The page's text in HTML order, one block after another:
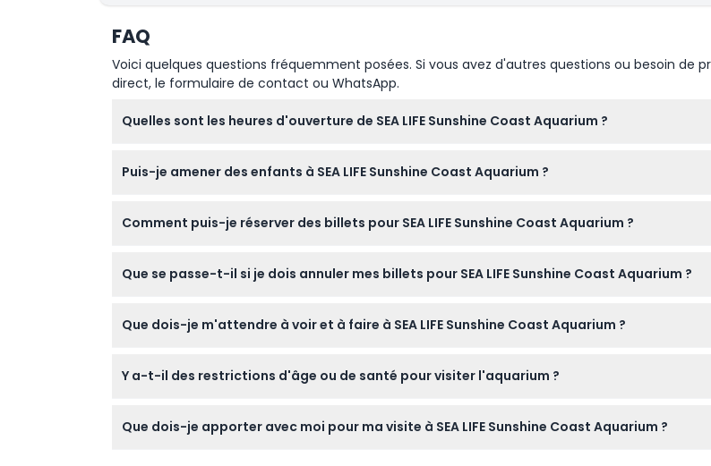
FAQ
Voici quelques questions fréquemment posées. Si vous avez d'autres questions ou besoin de
direct, le formulaire de contact ou WhatsApp.
Quelles sont les heures d'ouverture de SEA LIFE Sunshine Coast Aquarium ?
de modifications - veuillez confirmer lors de la réservation).
Puis-je amener des enfants à SEA LIFE Sunshine Coast Aquarium ?
accompagnés d'un adulte payant de 18 ans ou plus.
Comment puis-je réserver des billets pour SEA LIFE Sunshine Coast Aquarium ?
instantanément.
Que se passe-t-il si je dois annuler mes billets pour SEA LIFE Sunshine Coast Aquarium ?
Que dois-je m'attendre à voir et à faire à SEA LIFE Sunshine Coast Aquarium ?
conférences quotidiennes, de nourrissages et de présentations sur les phoques.
Y a-t-il des restrictions d'âge ou de santé pour visiter l'aquarium ?
la station debout impliquées lors de la planification de votre visite.
Que dois-je apporter avec moi pour ma visite à SEA LIFE Sunshine Coast Aquarium ?